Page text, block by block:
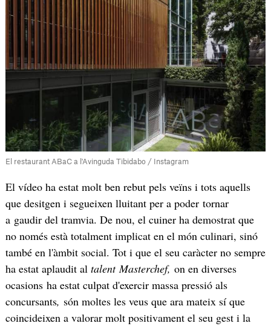
El restaurant ABaC a l'Avinguda Tibidabo / Instagram
El vídeo ha estat molt ben rebut pels veïns i tots aquells
que desitgen i segueixen lluitant per a poder tornar
a gaudir del tramvia. De nou, el cuiner ha demostrat que
no només està totalment implicat en el món culinari, sinó
també en l'àmbit social. Tot i que el seu caràcter no sempre
ha estat aplaudit altalent Masterchef, on en diverses
ocasions ha estat culpat d'exercir massa pressió als
concursants, són moltes les veus que ara mateix sí que
coincideixen a valorar molt positivament el seu gest i la